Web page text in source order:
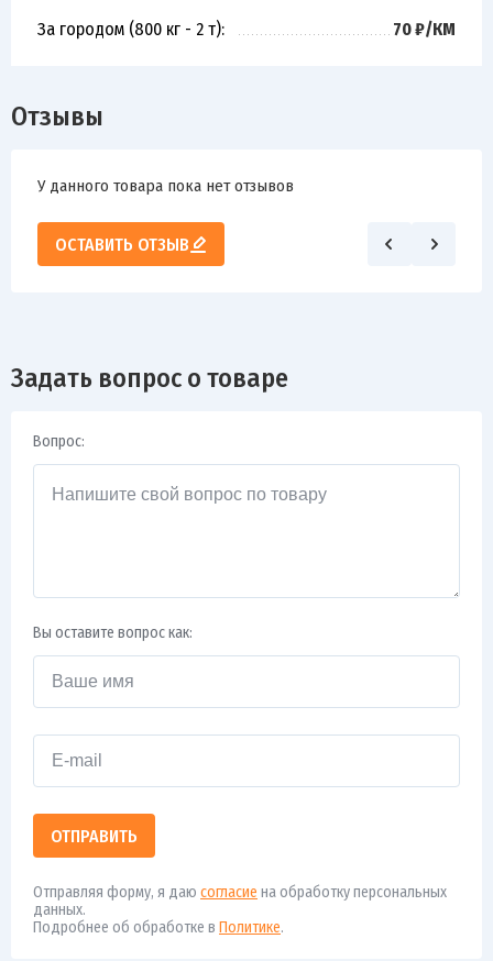
За городом (800 кг - 2 т): 70 ₽/КМ
Отзывы
У данного товара пока нет отзывов
ОСТАВИТЬ ОТЗЫВ
Задать вопрос о товаре
Вопрос:
Вы оставите вопрос как:
ОТПРАВИТЬ
Отправляя форму, я даю согласие на обработку персональных
данных.
Подробнее об обработке в Политике.